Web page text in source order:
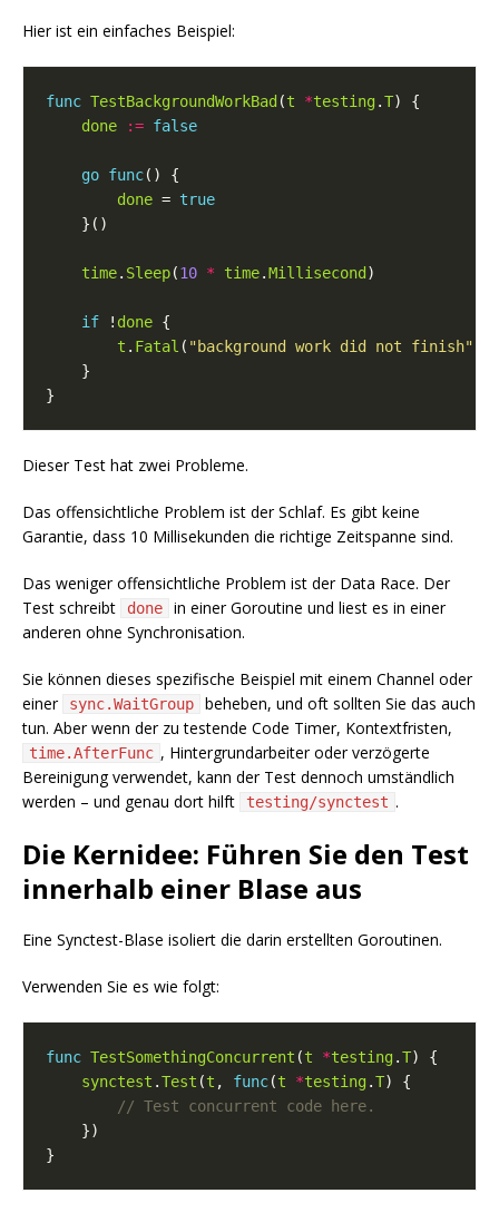
Hier ist ein einfaches Beispiel:
func TestBackgroundWorkBad (t *testing.T
done
:= false
go func
done = true
time. Sleep(10 * time.Millisecond
if ! done
t . Fatal ( "background work did not finish"
Dieser Test hat zwei Probleme.
Das offensichtliche Problem ist der Schlaf. Es gibt keine
Garantie, dass 10 Millisekunden die richtige Zeitspanne sind.
Das weniger offensichtliche Problem ist der Data Race. Der
Test schreibt
done
in einer Goroutine und liest es in einer
anderen ohne Synchronisation.
Sie können dieses spezifische Beispiel mit einem Channel oder
einer
sync.WaitGroup
beheben, und oft sollten Sie das auch
tun. Aber wenn der zu testende Code Timer, Kontextfristen,
time.AfterFunc , Hintergrundarbeiter oder verzögerte
Bereinigung verwendet, kann der Test dennoch umständlich
werden – und genau dort hilft
testing/synctest .
Die Kernidee: Führen Sie den Test
innerhalb einer Blase aus
Eine Synctest-Blase isoliert die darin erstellten Goroutinen.
Verwenden Sie es wie folgt:
func TestSomethingConcurrent (t *testing.T
synctest .Test (t , func(t *testing.T